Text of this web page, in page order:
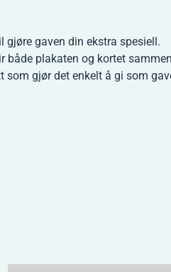
gaven din ekstra spesiell.
plakaten og kortet
gjør det enkelt å gi som